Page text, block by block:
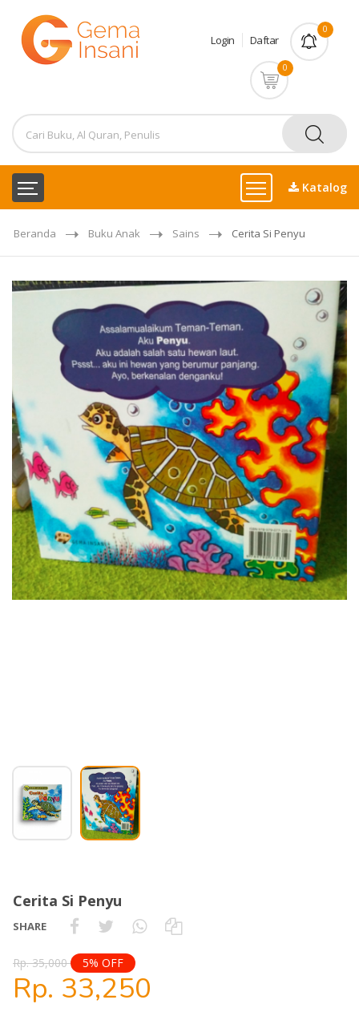
Login Daftar
0
0
Katalog
Beranda Buku Anak Sains Cerita Si Penyu
Cerita Si Penyu
SHARE
Rp. 35,000 5% OFF
Rp. 33,250